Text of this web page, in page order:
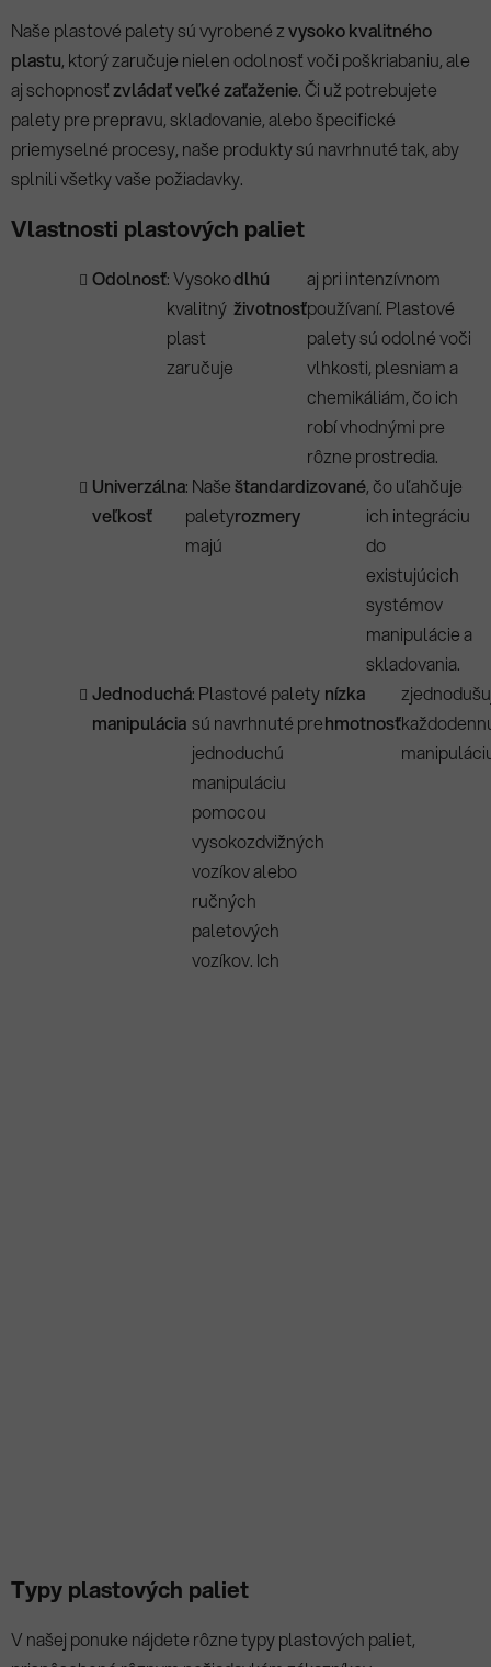
Naše plastové palety sú vyrobené zvysoko kvalitného
plastu, ktorý zaručuje nielen odolnosť voči poškriabaniu, ale
aj schopnosťzvládať veľké zaťaženie. Či už potrebujete
palety pre prepravu, skladovanie, alebo špecifické
priemyselné procesy, naše produkty sú navrhnuté tak, aby
splnili všetky vaše požiadavky.
Vlastnosti plastových paliet
Odolnosť: Vysoko
kvalitný
plast
zaručuje
dlhú
životnosť
aj pri intenzívnom
používaní. Plastové
palety sú odolné voči
vlhkosti, plesniam a
chemikáliám, čo ich
robí vhodnými pre
rôzne prostredia.
Univerzálna
veľkosť
: Naše
palety
majú
štandardizované
rozmery
, čo uľahčuje
ich integráciu
do
existujúcich
systémov
manipulácie a
skladovania.
Jednoduchá
manipulácia
: Plastové palety
sú navrhnuté pre
jednoduchú
manipuláciu
pomocou
vysokozdvižných
vozíkov alebo
ručných
paletových
vozíkov. Ich
nízka
hmotnosť
Typy plastových paliet
V našej ponuke nájdete rôzne typy plastových paliet,